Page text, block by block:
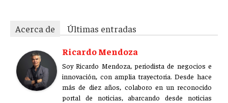
Acerca de
Últimas entradas
Ricardo Mendoza
Soy Ricardo Mendoza, periodista de negocios e
innovación, con amplia trayectoria. Desde hace
más de diez años, colaboro en un reconocido
portal de noticias, abarcando desde noticias